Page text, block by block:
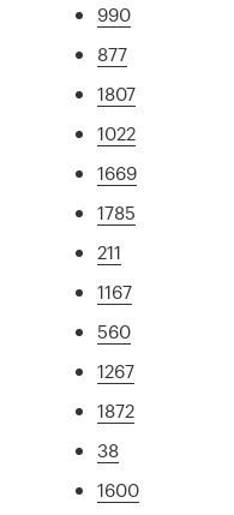
990
877
1807
1022
1669
1785
211
1167
560
1267
1872
38
1600